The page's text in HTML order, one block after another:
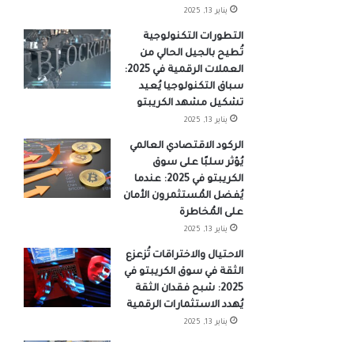
يناير 13, 2025
التطورات التكنولوجية
تُطيح بالجيل الحالي من
العملات الرقمية في 2025:
سباق التكنولوجيا يُعيد
تشكيل مشهد الكريبتو
يناير 13, 2025
الركود الاقتصادي العالمي
يُؤثر سلبًا على سوق
الكريبتو في 2025: عندما
يُفضل المُستثمرون الأمان
على المُخاطرة
يناير 13, 2025
الاحتيال والاختراقات تُزعزع
الثقة في سوق الكريبتو في
2025: شبح فقدان الثقة
يُهدد الاستثمارات الرقمية
يناير 13, 2025